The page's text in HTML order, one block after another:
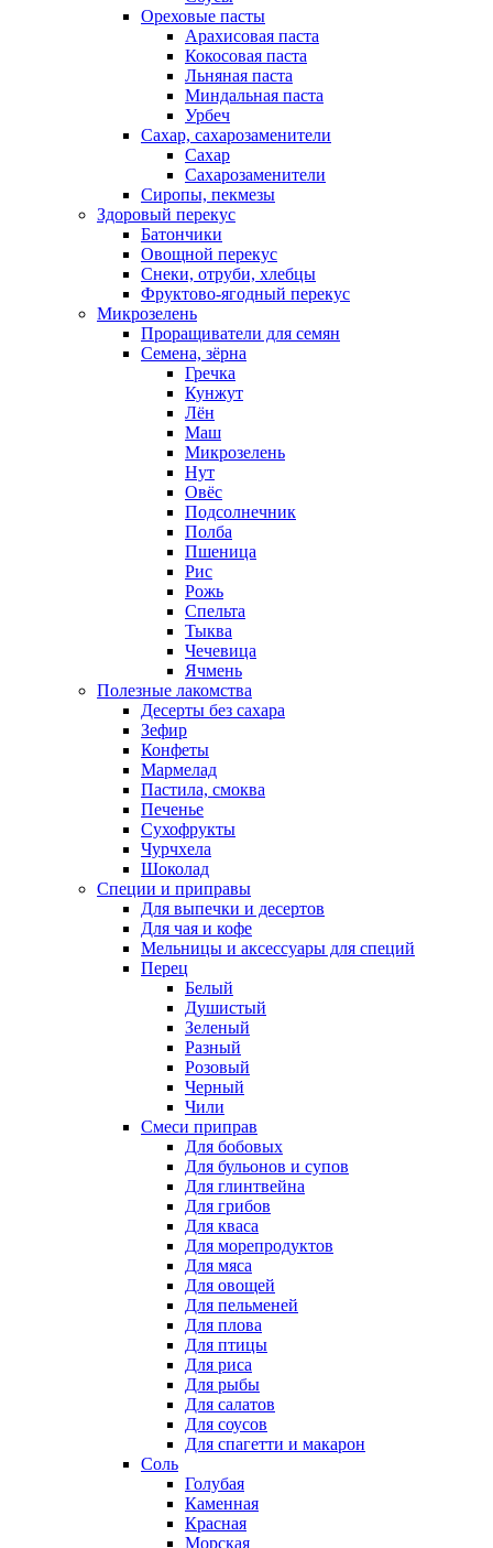
Ореховые пасты
Арахисовая паста
Кокосовая паста
Льняная паста
Миндальная паста
Урбеч
Сахар, сахарозаменители
Сахар
Сахарозаменители
Сиропы, пекмезы
Здоровый перекус
Батончики
Овощной перекус
Снеки, отруби, хлебцы
Фруктово-ягодный перекус
Микрозелень
Проращиватели для семян
Семена, зёрна
Гречка
Кунжут
Лён
Маш
Микрозелень
Нут
Овёс
Подсолнечник
Полба
Пшеница
Рис
Рожь
Спельта
Тыква
Чечевица
Ячмень
Полезные лакомства
Десерты без сахара
Зефир
Конфеты
Мармелад
Пастила, смоква
Печенье
Сухофрукты
Чурчхела
Шоколад
Специи и приправы
Для выпечки и десертов
Для чая и кофе
Мельницы и аксессуары для специй
Перец
Белый
Душистый
Зеленый
Разный
Розовый
Черный
Чили
Смеси приправ
Для бобовых
Для бульонов и супов
Для глинтвейна
Для грибов
Для кваса
Для морепродуктов
Для мяса
Для овощей
Для пельменей
Для плова
Для птицы
Для риса
Для рыбы
Для салатов
Для соусов
Для спагетти и макарон
Соль
Голубая
Каменная
Красная
Морская